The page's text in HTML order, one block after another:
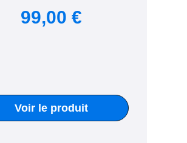
99,00 €
Voir le produit